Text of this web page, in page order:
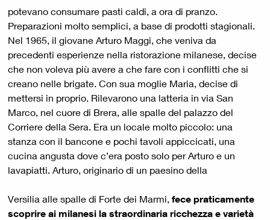
potevano consumare pasti caldi, a ora di pranzo.
Preparazioni molto semplici, a base di prodotti stagionali.
Nel 1965, il giovane Arturo Maggi, che veniva da
precedenti esperienze nella ristorazione milanese, decise
che non voleva più avere a che fare con i conflitti che si
creano nelle brigate. Con sua moglie Maria, decise di
mettersi in proprio. Rilevarono una latteria in via San
Marco, nel cuore di Brera, alle spalle del palazzo del
Corriere della Sera. Era un locale molto piccolo: una
stanza con il bancone e pochi tavoli appiccicati, una
cucina angusta dove c’era posto solo per Arturo e un
lavapiatti. Arturo, originario di un paesino della
Versilia alle spalle di Forte dei Marmi, fece praticamente
scoprire ai milanesi la straordinaria ricchezza e varietà